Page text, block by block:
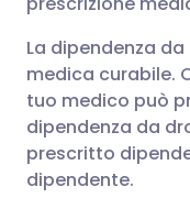
La dipendenza
medica curabile.
tuo medico può
dipendenza da
prescritto
dipendente.